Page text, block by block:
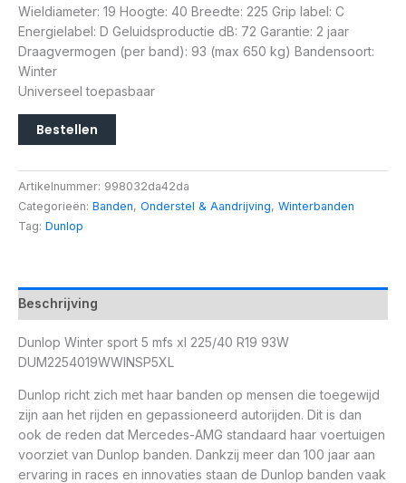
Wieldiameter: 19 Hoogte: 40 Breedte: 225 Grip label: C
Energielabel: D Geluidsproductie dB: 72 Garantie: 2 jaar
Draagvermogen (per band): 93 (max 650 kg) Bandensoort:
Winter
Universeel toepasbaar
Bestellen
Artikelnummer: 998032da42da
Categorieën: Banden, Onderstel & Aandrijving, Winterbanden
Tag: Dunlop
Beschrijving
Dunlop Winter sport 5 mfs xl 225/40 R19 93W
DUM2254019WWINSP5XL
Dunlop richt zich met haar banden op mensen die toegewijd
zijn aan het rijden en gepassioneerd autorijden. Dit is dan
ook de reden dat Mercedes-AMG standaard haar voertuigen
voorziet van Dunlop banden. Dankzij meer dan 100 jaar aan
ervaring in races en innovaties staan de Dunlop banden vaak